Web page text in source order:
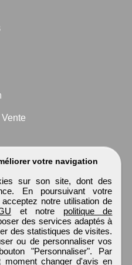
votre navigation
sur son site, dont des
En poursuivant votre
notre utilisation de
et notre politique de
des services adaptés à
des statistiques de visites.
ou de personnaliser vos
"Personnaliser". Par
changer d'avis en